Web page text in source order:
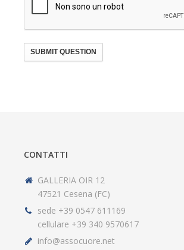
SUBMIT QUESTION
CONTATTI
GALLERIA OIR 12
47521 Cesena (FC)
sede +39 0547 611169
cellulare +39 340 9570617
info@assocuore.net